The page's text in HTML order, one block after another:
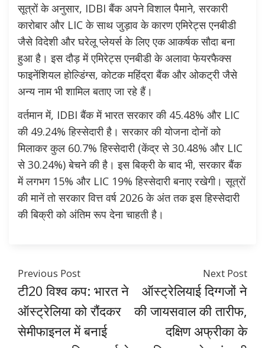
सूत्रों के अनुसार, IDBI बैंक अपने विशाल पैमाने, सरकारी
कारोबार और LIC के साथ जुड़ाव के कारण एमिरेट्स एनबीडी
जैसे विदेशी और घरेलू प्लेयर्स के लिए एक आकर्षक सौदा बना
हुआ है। इस दौड़ में एमिरेट्स एनबीडी के अलावा फेयरफैक्स
फाइनेंशियल होल्डिंग्स, कोटक महिंद्रा बैंक और ओकट्री जैसे
अन्य नाम भी शामिल बताए जा रहे हैं।
वर्तमान में, IDBI बैंक में भारत सरकार की 45.48% और LIC
की 49.24% हिस्सेदारी है। सरकार की योजना दोनों को
मिलाकर कुल 60.7% हिस्सेदारी (केंद्र से 30.48% और LIC
से 30.24%) बेचने की है। इस बिक्री के बाद भी, सरकार बैंक
में लगभग 15% और LIC 19% हिस्सेदारी बनाए रखेगी। सूत्रों
की मानें तो सरकार वित्त वर्ष 2026 के अंत तक इस हिस्सेदारी
की बिक्री को अंतिम रूप देना चाहती है।
Previous Post
टी20 विश्व कप: भारत ने
ऑस्ट्रेलिया को रौंदकर
सेमीफाइनल में बनाई
Next Post
ऑस्ट्रेलियाई दिग्गजों ने
की जायसवाल की तारीफ,
दक्षिण अफ्रीका के